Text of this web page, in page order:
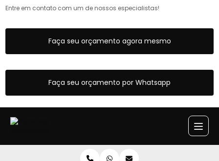
Entre em contato com um de nossos especialistas!
Faça seu orçamento agora mesmo
Faça seu orçamento por Whatsapp